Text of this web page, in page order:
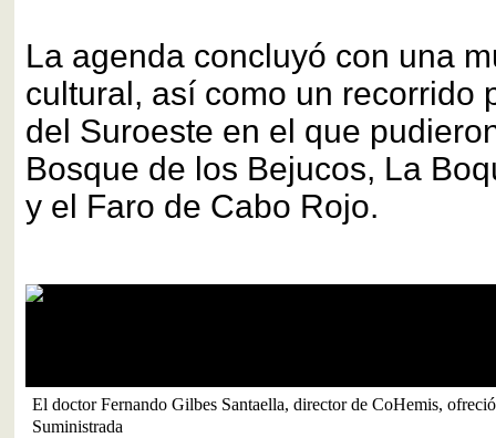
La agenda concluyó con una
cultural, así como un recorrido
del Suroeste en el que
Bosque de los Bejucos, La
y el Faro de Cabo Rojo.
El doctor Fernando Gilbes Santaella, director de CoHemis,
Suministrada